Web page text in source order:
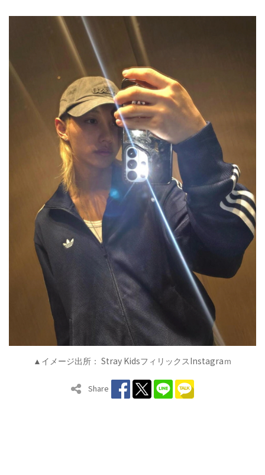
▲イメージ出所： Stray Kidsフィリックス Instagra ｍ
Share